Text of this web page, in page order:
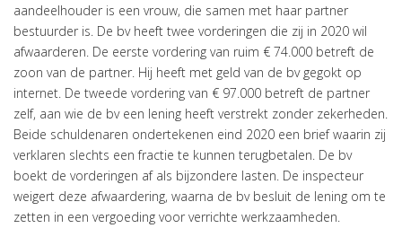
aandeelhouder is een vrouw, die samen met haar partner
bestuurder is. De bv heeft twee vorderingen die zij in 2020 wil
afwaarderen. De eerste vordering van ruim € 74.000 betreft de
zoon van de partner. Hij heeft met geld van de bv gegokt op
internet. De tweede vordering van € 97.000 betreft de partner
zelf, aan wie de bv een lening heeft verstrekt zonder zekerheden.
Beide schuldenaren ondertekenen eind 2020 een brief waarin zij
verklaren slechts een fractie te kunnen terugbetalen. De bv
boekt de vorderingen af als bijzondere lasten. De inspecteur
weigert deze afwaardering, waarna de bv besluit de lening om te
zetten in een vergoeding voor verrichte werkzaamheden.